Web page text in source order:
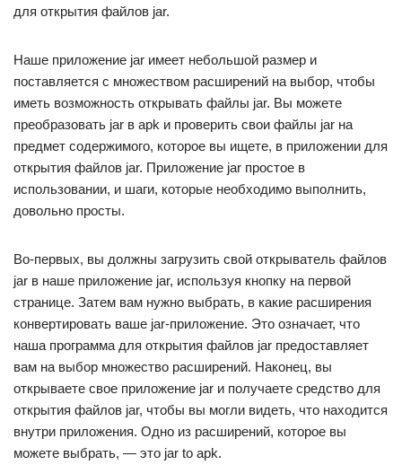
для открытия файлов jar.
Наше приложение jar имеет небольшой размер и
поставляется с множеством расширений на выбор, чтобы
иметь возможность открывать файлы jar. Вы можете
преобразовать jar в apk и проверить свои файлы jar на
предмет содержимого, которое вы ищете, в приложении для
открытия файлов jar. Приложение jar простое в
использовании, и шаги, которые необходимо выполнить,
довольно просты.
Во-первых, вы должны загрузить свой открыватель файлов
jar в наше приложение jar, используя кнопку на первой
странице. Затем вам нужно выбрать, в какие расширения
конвертировать ваше jar-приложение. Это означает, что
наша программа для открытия файлов jar предоставляет
вам на выбор множество расширений. Наконец, вы
открываете свое приложение jar и получаете средство для
открытия файлов jar, чтобы вы могли видеть, что находится
внутри приложения. Одно из расширений, которое вы
можете выбрать, — это jar to apk.